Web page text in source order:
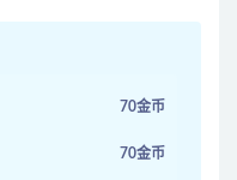
70金币
70金币